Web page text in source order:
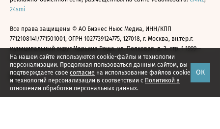
На нашем сайте используются cookie-файлы и технологии
персонализации. Продолжая пользоваться данным сайтом, вы
подтверждаете свое согласие на использование файлов cookie
и технологий персонализации в соответствии с Политикой в
отношении обработки персональных данных.
ОК
24smi
Все права защищены © АО Бизнес Ньюс Медиа, ИНН/КПП
7712108141/771501001, ОГРН 1027739124775, 127018, г. Москва, вн.тер.г.
муниципальный округ Марьина Роща, ул. Полковая, д. 3, стр. 1 1999—
2026